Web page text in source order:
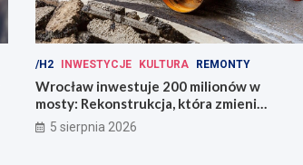
/H2 INWESTYCJE KULTURA REMONTY
Wrocław inwestuje 200 milionów w
mosty: Rekonstrukcja, która zmieni
miasto!
5 sierpnia 2026